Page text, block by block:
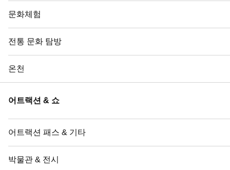
문화체험
전통 문화 탐방
온천
어트랙션 & 쇼
어트랙션 패스 & 기타
박물관 & 전시